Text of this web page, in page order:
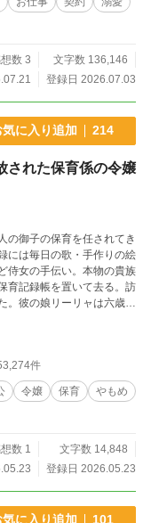
められた補給物資。 そし
都が捨てた人
数 3
文字数 136,146
登録日 2026.07.03
気に入り追加 214
された保育係の令嬢
の御子の保育を任されてき
には毎日の歌・手作りの絵
侍女の手伝い。本物の貴族
育記録帳を置いて去る。訪
。彼の娘リーリャは六歳、
御子さま方を見続けたあ
不器用な依頼に、クラリ
げて笑った。クラリスの
に。件
令嬢 保育
やもめ
数 1
文字数 14,848
登録日 2026.05.23
気に入り追加 101